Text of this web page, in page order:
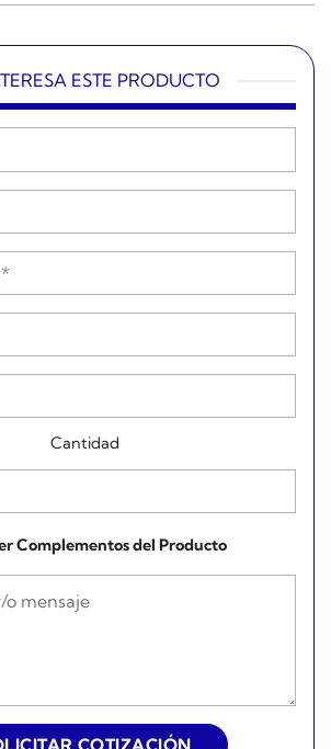
ESTE PRODUCTO
Cantidad
Complementos del Producto